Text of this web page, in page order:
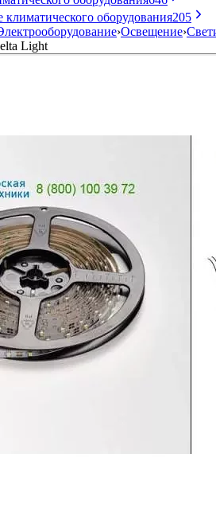
оборудования205
›Освещение›
Light